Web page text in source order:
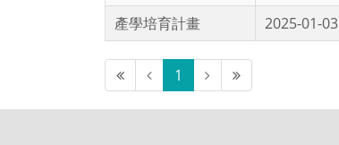
產學培育計畫
2025-01-03
第一頁上一頁
1 下一頁最後頁